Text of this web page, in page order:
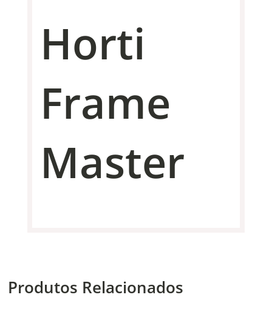
Horti
Frame
Master
Produtos Relacionados